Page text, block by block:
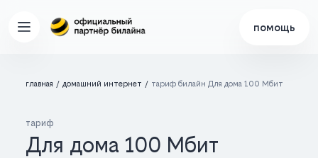
помощь
главная домашний интернет тариф билайн Для дома 100 Мбит
тариф
Для дома 100 Мбит